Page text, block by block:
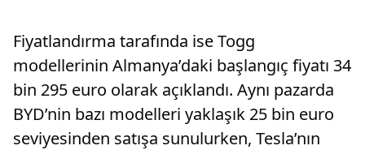
Fiyatlandırma tarafında ise Togg
modellerinin Almanya’daki başlangıç fiyatı 34
bin 295 euro olarak açıklandı. Aynı pazarda
BYD’nin bazı modelleri yaklaşık 25 bin euro
seviyesinden satışa sunulurken, Tesla’nın